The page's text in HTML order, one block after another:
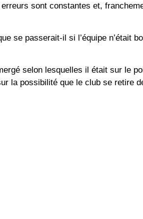
sont constantes et,
se passerait-il si l’équipe n’était
selon lesquelles il était sur le
la possibilité que le club se retire